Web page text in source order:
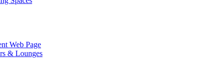
Web Page
& Lounges